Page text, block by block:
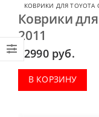
КОВРИКИ ДЛЯ TOYOTA
Коврики
2011
2990 руб.
В КОРЗИНУ